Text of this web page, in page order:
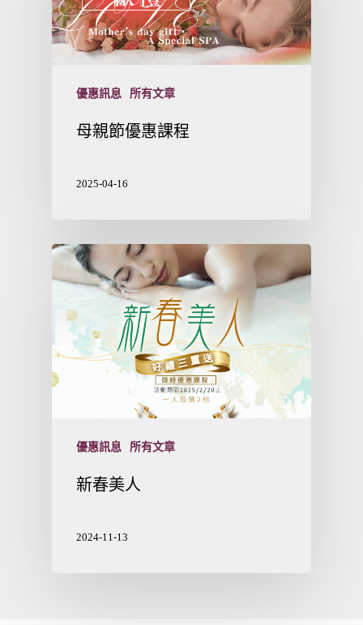
優惠訊息 所有文章
母親節優惠課程
2025-04-16
優惠訊息 所有文章
新春美人
2024-11-13